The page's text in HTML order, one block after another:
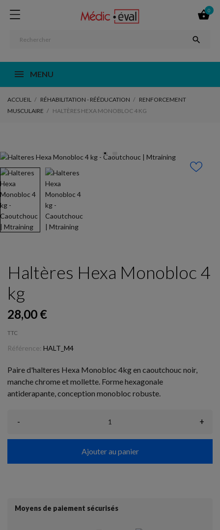

0

MENU
ACCUEIL RÉHABILITATION - RÉÉDUCATION
RENFORCEMENT
MUSCULAIRE
HALTÈRES HEXA MONOBLOC 4 KG
Haltères Hexa Monobloc 4
kg
28,00 €
TTC
Référence: HALT_M4
Paire d'halteres Hexa Monobloc 4kg en caoutchouc noir,
manche chrome et mollette. Forme hexagonale
antiderapante, conception monobloc robuste.
- +
Ajouter au panier
Moyens de paiement sécurisés